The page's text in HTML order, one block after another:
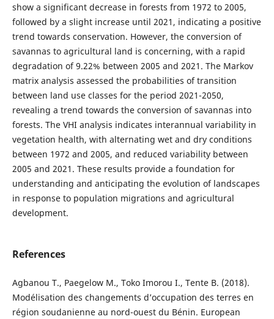
show a significant decrease in forests from 1972 to 2005,
followed by a slight increase until 2021, indicating a positive
trend towards conservation. However, the conversion of
savannas to agricultural land is concerning, with a rapid
degradation of 9.22% between 2005 and 2021. The Markov
matrix analysis assessed the probabilities of transition
between land use classes for the period 2021-2050,
revealing a trend towards the conversion of savannas into
forests. The VHI analysis indicates interannual variability in
vegetation health, with alternating wet and dry conditions
between 1972 and 2005, and reduced variability between
2005 and 2021. These results provide a foundation for
understanding and anticipating the evolution of landscapes
in response to population migrations and agricultural
development.
References
Agbanou T., Paegelow M., Toko Imorou I., Tente B. (2018).
Modélisation des changements d’occupation des terres en
région soudanienne au nord-ouest du Bénin. European